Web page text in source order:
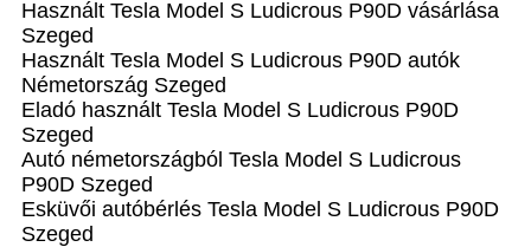
Használt Tesla Model S Ludicrous P90D vásárlása
Szeged
Használt Tesla Model S Ludicrous P90D autók
Németország Szeged
Eladó használt Tesla Model S Ludicrous P90D
Szeged
Autó németországból Tesla Model S Ludicrous
P90D Szeged
Esküvői autóbérlés Tesla Model S Ludicrous P90D
Szeged